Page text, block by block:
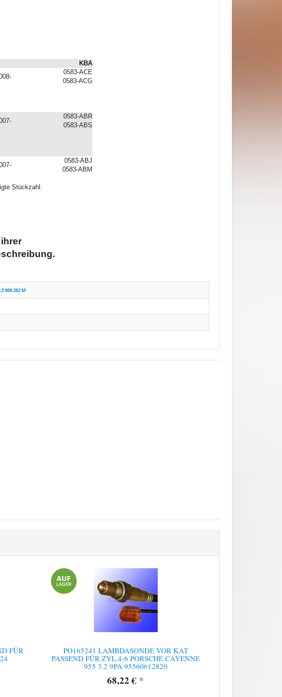
KBA
0583-ACE
0583-ACG
0583-ABR
0583-ABS
0583-ABJ
0583-ABM
Stückzahl:
906 262 M
FÜR
PO165241 LAMBDASONDE VOR KAT
PASSEND FÜR ZYL.4-6 PORSCHE CAYENNE
955 3.2 9PA 95560612820
68,22 € *